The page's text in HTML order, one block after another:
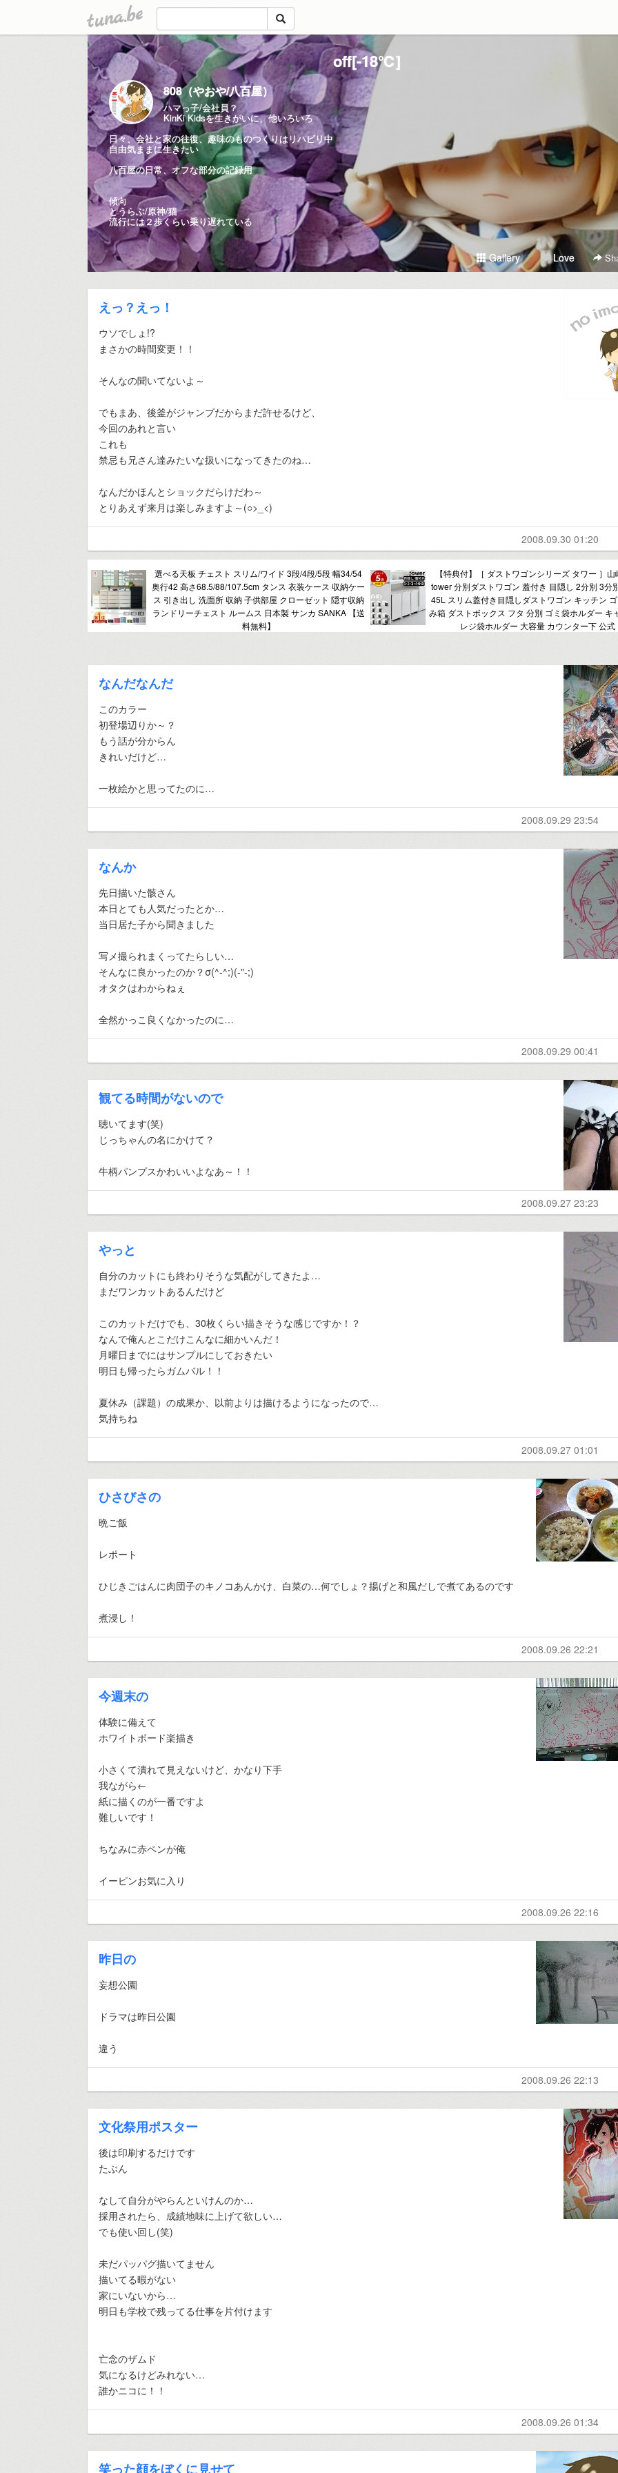
tuna.be
off[-18℃]
808（やおや/八百屋）
ハマっ子/会社員？
KinKi Kidsを生きがいに、他いろいろ
日々、会社と家の往復、趣味のものつくりはリハビリ中
自由気ままに生きたい
八百屋の日常、オフな部分の記録用
傾向
とうらぶ/原神/猫
流行には２歩くらい乗り遅れている
Gallery Love
えっ？えっ！
ウソでしょ!?
まさかの時間変更！！
そんなの聞いてないよ～
でもまあ、後釜がジャンプだからまだ許せるけど、
今回のあれと言い
これも
禁忌も兄さん達みたいな扱いになってきたのね…
なんだかほんとショックだらけだわ～
とりあえず来月は楽しみますよ～(○>_<)
2008.09.30 01:20
選べる天板 チェスト スリム/ワイド 3段/4段/5段 幅34/54
奥行42 高さ68.5/88/107.5cm タンス 衣装ケース 収納ケー
ス 引き出し 洗面所 収納 子供部屋 クローゼット 隠す収納
ランドリーチェスト ルームス 日本製 サンカ SANKA 【送
料無料】
【特典付】［ ダストワゴンシリーズ タワー ］
tower 分別ダストワゴン 蓋付き 目隠し 2分別 3分
45L スリム蓋付き目隠しダストワゴン キッチン
み箱 ダストボックス フタ 分別 ゴミ袋ホルダー キ
レジ袋ホルダー 大容量 カウンター下 公式
なんだなんだ
このカラー
初登場辺りか～？
もう話が分からん
きれいだけど…
一枚絵かと思ってたのに…
2008.09.29 23:54
なんか
先日描いた骸さん
本日とても人気だったとか…
当日居た子から聞きました
写メ撮られまくってたらしい…
そんなに良かったのか？σ(^-^;)(-"-;)
オタクはわからねぇ
全然かっこ良くなかったのに…
2008.09.29 00:41
観てる時間がないので
聴いてます(笑)
じっちゃんの名にかけて？
牛柄パンプスかわいいよなあ～！！
2008.09.27 23:23
やっと
自分のカットにも終わりそうな気配がしてきたよ…
まだワンカットあるんだけど
このカットだけでも、30枚くらい描きそうな感じですか！？
なんで俺んとこだけこんなに細かいんだ！
月曜日までにはサンプルにしておきたい
明日も帰ったらガムバル！！
夏休み（課題）の成果か、以前よりは描けるようになったので…
気持ちね
2008.09.27 01:01
ひさびさの
晩ご飯
レポート
ひじきごはんに肉団子のキノコあんかけ、白菜の…何でしょ？揚げと和風だしで煮てあるのです
煮浸し！
2008.09.26 22:21
今週末の
体験に備えて
ホワイトボード楽描き
小さくて潰れて見えないけど、かなり下手
我ながら←
紙に描くのが一番ですよ
難しいです！
ちなみに赤ペンが俺
イーピンお気に入り
2008.09.26 22:16
昨日の
妄想公園
ドラマは昨日公園
違う
2008.09.26 22:13
文化祭用ポスター
後は印刷するだけです
たぶん
なして自分がやらんといけんのか…
採用されたら、成績地味に上げて欲しい…
でも使い回し(笑)
未だパッパグ描いてません
描いてる暇がない
家にいないから…
明日も学校で残ってる仕事を片付けます
亡念のザムド
気になるけどみれない…
誰かニコに！！
2008.09.26 01:34
笑った顔をぼくに見せて